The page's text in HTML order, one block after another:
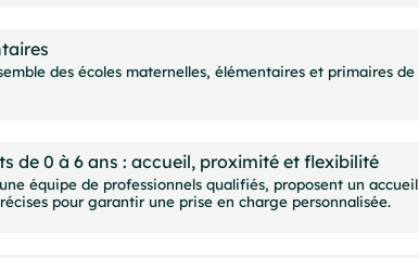
des écoles maternelles, élémentaires et primaires de
de 0 à 6 ans : accueil, proximité et flexibilité
équipe de professionnels qualifiés, proposent un
pour garantir une prise en charge personnalisée.